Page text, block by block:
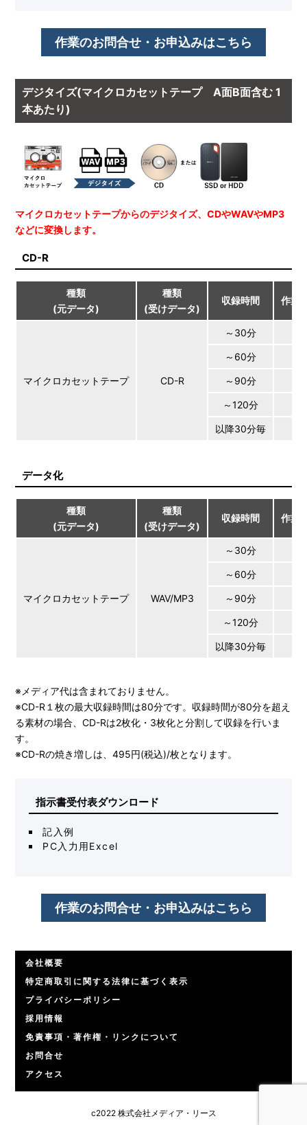
作業のお問合せ・お申込みはこちら
デジタイズ(マイクロカセットテープ A面B面含む 1
本あたり)
マイクロカセットテープからのデジタイズ、CDやWAVやMP3
などに変換します。
CD-R
種類
(元データ)
種類
(受けデータ)
収録時間 作業
マイクロカセットテープ CD-R
～30分
～60分
～90分
～120分
以降30分毎
データ化
種類
(元データ)
種類
(受けデータ)
収録時間 作業
マイクロカセットテープ WAV/MP3
～30分
～60分
～90分
～120分
以降30分毎
※メディア代は含まれておりません。
※CD-R１枚の最大収録時間は80分です。収録時間が80分を超え
る素材の場合、CD-Rは2枚化・3枚化と分割して収録を行いま
す。
※CD-Rの焼き増しは、495円(税込)/枚となります。
指示書受付表ダウンロード
記入例
PC入力用Excel
作業のお問合せ・お申込みはこちら
会社概要
特定商取引に関する法律に基づく表示
プライバシーポリシー
採用情報
免責事項・著作権・リンクについて
お問合せ
アクセス
c2022 株式会社メディア・リース